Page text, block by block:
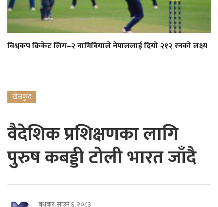
विश्वकप क्रिकेट लिग–२ नामिबियाले नेपाललाई दियो २१२ रनको लक्ष्य
खेलकुद
वैदेशिक प्रशिक्षणका लागि
पुरुष कबड्डी टोली भारत जाँदै
बुधबार, साउन ६, २०८३